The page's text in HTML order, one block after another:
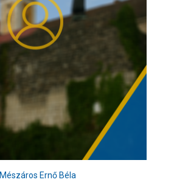
Mészáros Ernő Béla